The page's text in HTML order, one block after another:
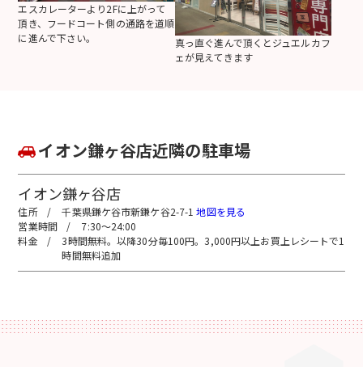
エスカレーターより2Fに上がって
頂き、フードコート側の通路を道順
に進んで下さい。
真っ直ぐ進んで頂くとジュエルカフ
ェが見えてきます
イオン鎌ヶ谷店近隣の駐車場
イオン鎌ヶ谷店
千葉県鎌ケ谷市新鎌ケ谷2-7-1地図を見る
7:30～24:00
3時間無料。以降30分毎100円。3,000円以上お買上レシートで1
時間無料追加